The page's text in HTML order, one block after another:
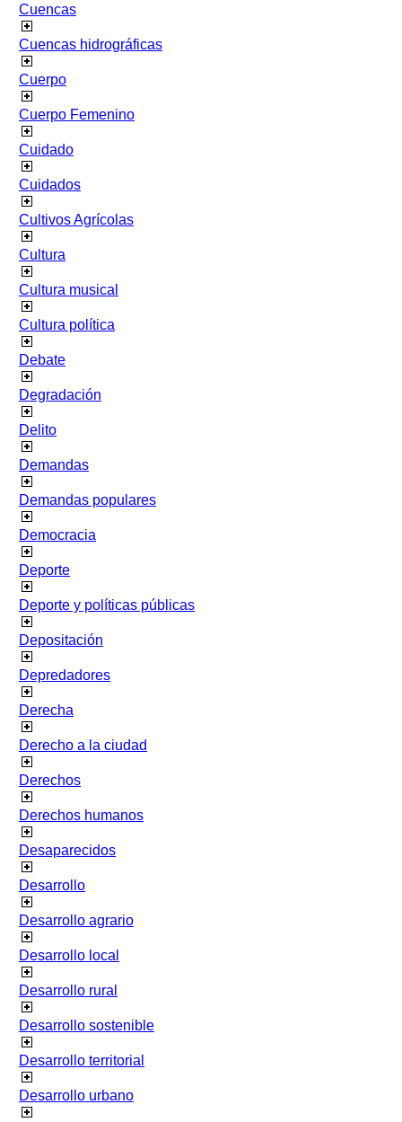
Cuencas
Cuencas hidrográficas
Cuerpo
Cuerpo Femenino
Cuidado
Cuidados
Cultivos Agrícolas
Cultura
Cultura musical
Cultura política
Debate
Degradación
Delito
Demandas
Demandas populares
Democracia
Deporte
Deporte y políticas públicas
Depositación
Depredadores
Derecha
Derecho a la ciudad
Derechos
Derechos humanos
Desaparecidos
Desarrollo
Desarrollo agrario
Desarrollo local
Desarrollo rural
Desarrollo sostenible
Desarrollo territorial
Desarrollo urbano